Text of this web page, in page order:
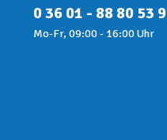
0 36 01 - 88 80 53 9
Mo-Fr, 09:00 - 16:00 Uhr